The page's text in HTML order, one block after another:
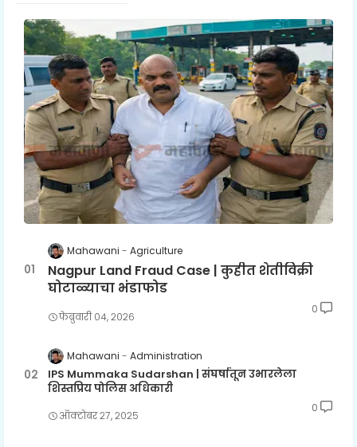
Mahawani Agriculture
Nagpur Land Fraud Case | कुहीत शेतीविक्री
घोटाळ्याचा भंडाफोड
फेब्रुवारी ०४, २०२६
0
Mahawani Administration
IPS Mummaka Sudarshan | संघर्षातून उभारलेला
शिस्तप्रिय पोलिस अधिकारी
ऑक्टोबर २७, २०२५
0